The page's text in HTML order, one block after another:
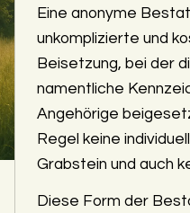
Eine anonyme
unkomplizierte und
Beisetzung, bei der
namentliche
Angehörige
Regel keine
Grabstein und auch
Diese Form der